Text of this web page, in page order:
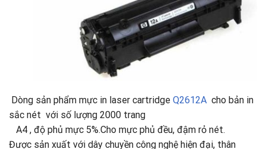
Dòng sản phẩm mực in laser cartridge Q2612A cho bản in
sắc nét với số lượng 2000 trang
A4 , độ phủ mực 5%.Cho mực phủ đều, đậm rỏ nét.
Được sản xuất với dây chuyền công nghệ hiện đại, thân